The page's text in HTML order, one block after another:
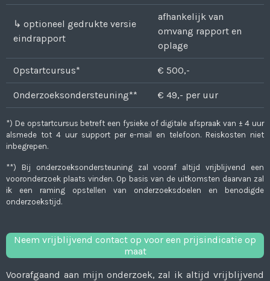
↳ optioneel gedrukte versie
eindrapport
afhankelijk van
omvang rapport en
oplage
Opstartcursus* € 500,-
Onderzoeksondersteuning** € 49,- per uur
*) De opstartcursus betreft een fysieke of digitale afspraak van ± 4 uur
alsmede tot 4 uur support per e-mail en telefoon. Reiskosten niet
inbegrepen.
**) Bij onderzoeksondersteuning zal vooraf altijd vrijblijvend een
vooronderzoek plaats vinden. Op basis van de uitkomsten daarvan zal
ik een raming opstellen van onderzoeksdoelen en benodigde
onderzoekstijd.
Neem vrijblijvend contact op voor een prijsindicatie op
maat
Voorafgaand aan mijn onderzoek, zal ik altijd vrijblijvend